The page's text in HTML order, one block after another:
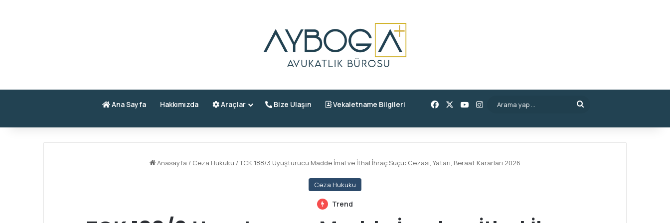
Ana Sayfa Hakkımızda Araçlar Bize Ulaşın Vekaletname Bilgileri FacebookYouTube
Instagram
Arama
...
Anasayfa / Ceza Hukuku / TCK 188/3 Uyuşturucu Madde İmal ve İthal İhraç Suçu: Cezası, Yatarı, Beraat Kararları 2026
Ceza Hukuku
Trend